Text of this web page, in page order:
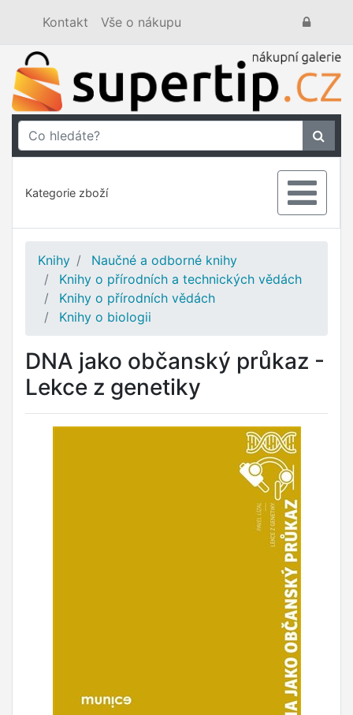
Kontakt Vše o nákupu
Kategorie zboží
Knihy
Naučné a odborné knihy
Knihy o přírodních a technických vědách
Knihy o přírodních vědách
Knihy o biologii
DNA jako občanský průkaz -
Lekce z genetiky